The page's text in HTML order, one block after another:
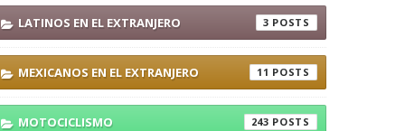
LATINOS EN EL EXTRANJERO 3
MEXICANOS EN EL EXTRANJERO 11
MOTOCICLISMO 243